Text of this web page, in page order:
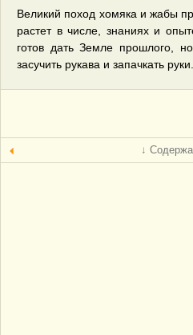
Великий поход хомяка и жабы
растет в числе, знаниях и
готов дать Земле прошлого,
засучить рукава и запачкать руки.
↓